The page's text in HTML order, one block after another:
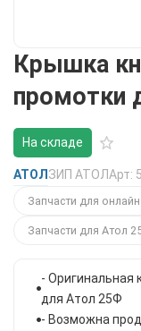
Крышка
промотки
На складе
АТОЛЗИП АТОЛАрт:
Запчасти для
Запчасти для Атол
- Оригинальная
для Атол 25Ф
- Возможна